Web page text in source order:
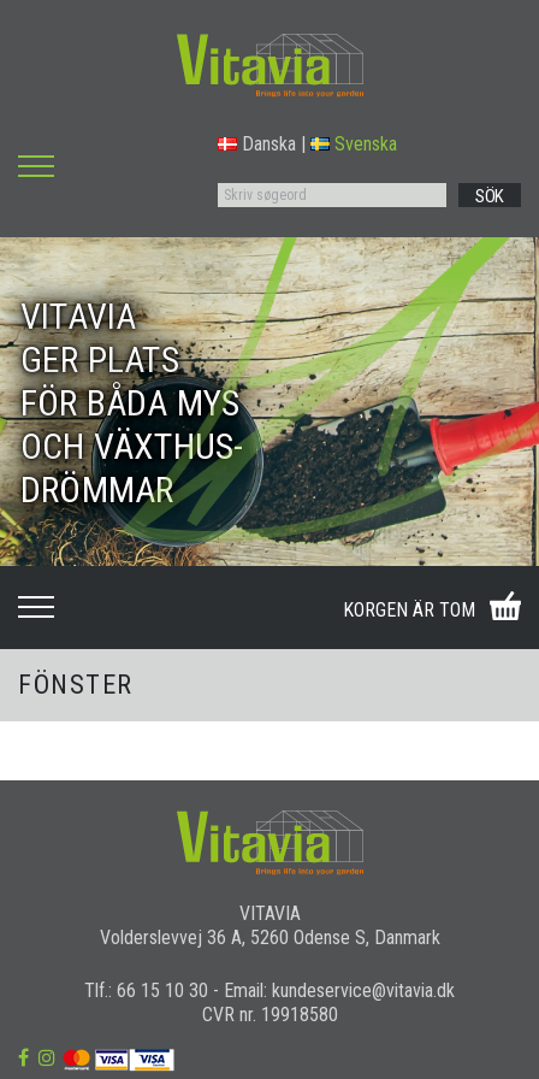
Danska Svenska
SÖK
VITAVIA
GER PLATS
FÖR BÅDA MYS
OCH VÄXTHUS-
DRÖMMAR
KORGEN ÄR TOM
FÖNSTER
VITAVIA
Volderslevvej 36 A, 5260 Odense S, Danmark
Tlf.: 66 15 10 30 - Email: kundeservice@vitavia.dk
CVR nr. 19918580